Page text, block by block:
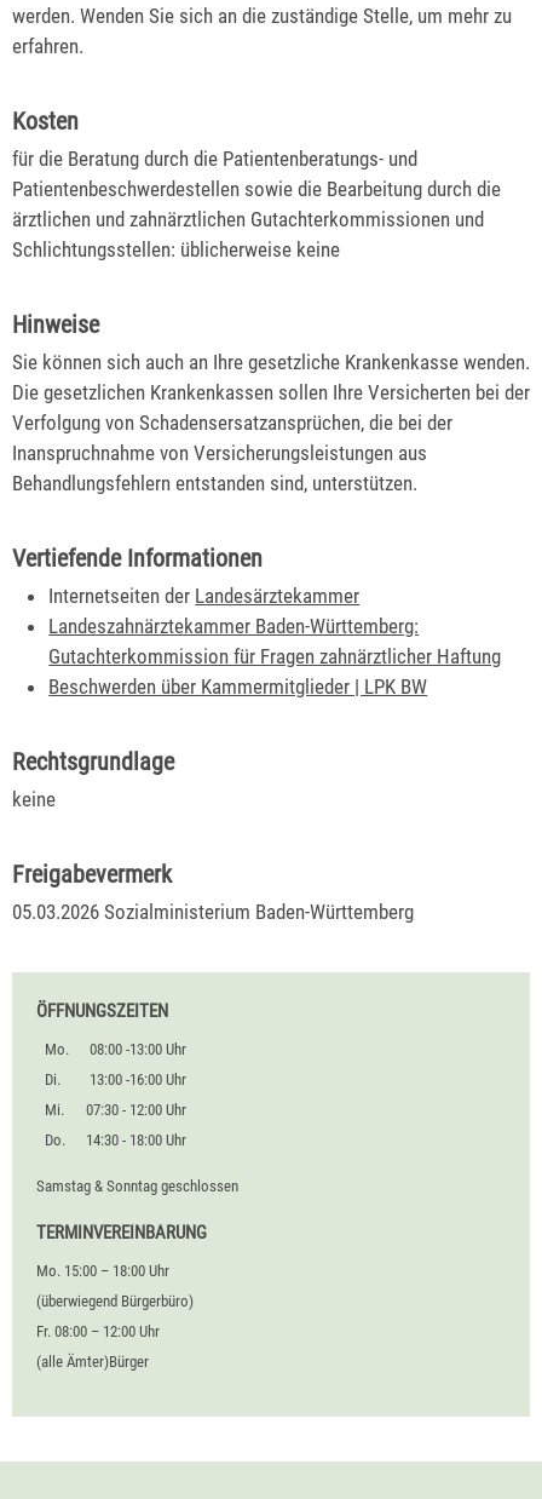
werden. Wenden Sie sich an die zuständige Stelle, um mehr zu
erfahren.
Kosten
für die Beratung durch die Patientenberatungs- und
Patientenbeschwerdestellen sowie die Bearbeitung durch die
ärztlichen und zahnärztlichen Gutachterkommissionen und
Schlichtungsstellen: üblicherweise keine
Hinweise
Sie können sich auch an Ihre gesetzliche Krankenkasse wenden.
Die gesetzlichen Krankenkassen sollen Ihre Versicherten bei der
Verfolgung von Schadensersatzansprüchen, die bei der
Inanspruchnahme von Versicherungsleistungen aus
Behandlungsfehlern entstanden sind, unterstützen.
Vertiefende Informationen
Internetseiten der Landesärztekammer
Landeszahnärztekammer Baden-Württemberg:
Gutachterkommission für Fragen zahnärztlicher Haftung
Beschwerden über Kammermitglieder | LPK BW
Rechtsgrundlage
keine
Freigabevermerk
05.03.2026 Sozialministerium Baden-Württemberg
ÖFFNUNGSZEITEN
Mo.
08:00 -13:00 Uhr
Di.
13:00 -16:00 Uhr
Mi.
07:30 - 12:00 Uhr
Do.
14:30 - 18:00 Uhr
Samstag & Sonntag geschlossen
TERMINVEREINBARUNG
Mo. 15:00 – 18:00 Uhr
(überwiegend Bürgerbüro)
Fr. 08:00 – 12:00 Uhr
(alle Ämter)Bürger